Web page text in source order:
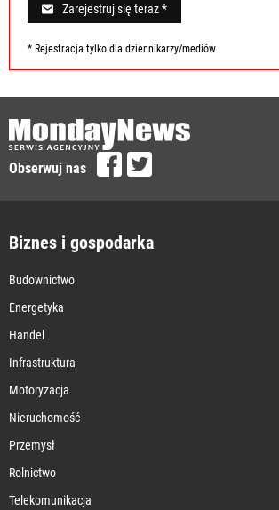
Zarejestruj się teraz *
* Rejestracja tylko dla dziennikarzy/mediów
Obserwuj nas
Biznes i gospodarka
Budownictwo
Energetyka
Handel
Infrastruktura
Motoryzacja
Nieruchomość
Przemysł
Rolnictwo
Telekomunikacja